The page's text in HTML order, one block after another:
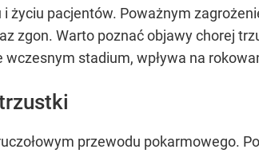
życiu pacjentów. Poważnym
zgon. Warto poznać objawy chorej
stadium, wpływa na
przewodu pokarmowego.